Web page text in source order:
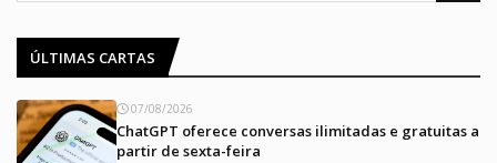
ÚLTIMAS CARTAS
07/08/2026
ChatGPT oferece conversas ilimitadas e gratuitas a
partir de sexta-feira